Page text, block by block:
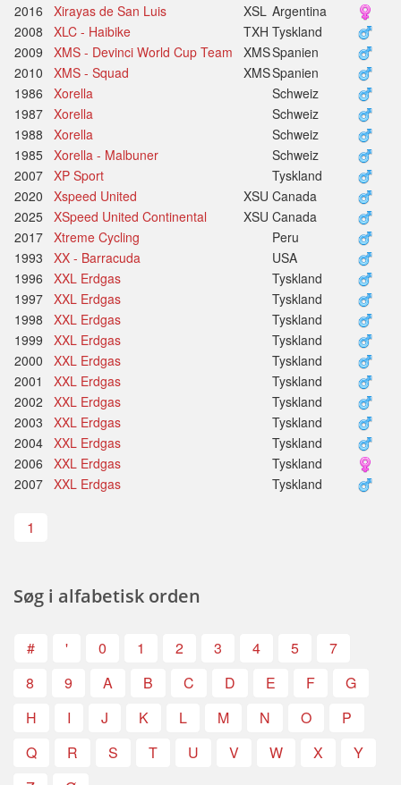
2016
Xirayas de San Luis XSL Argentina
2008
XLC - Haibike TXH Tyskland
2009
XMS - Devinci World Cup Team XMSSpanien
2010
XMS - Squad XMSSpanien
1986
Xorella
Schweiz
1987 Xorella
Schweiz
1988
Xorella
Schweiz
1985 Xorella - Malbuner
Schweiz
2007 XP Sport
Tyskland
2020
Xspeed United XSU Canada
2025 XSpeed United Continental XSU Canada
2017 Xtreme Cycling
Peru
1993
XX - Barracuda
USA
1996
XXL Erdgas
Tyskland
1997 XXL Erdgas
Tyskland
1998
XXL Erdgas
Tyskland
1999
XXL Erdgas
Tyskland
2000
XXL Erdgas
Tyskland
2001
XXL Erdgas
Tyskland
2002
XXL Erdgas
Tyskland
2003
XXL Erdgas
Tyskland
2004 XXL Erdgas
Tyskland
2006
XXL Erdgas
Tyskland
2007 XXL Erdgas Tyskland
1
Søg i alfabetisk orden
# ' 0 1 2 3 4 5
7
8
9 A B C D E F
G
H
I J K L M N O
P
Q
R S T U V W X
Y